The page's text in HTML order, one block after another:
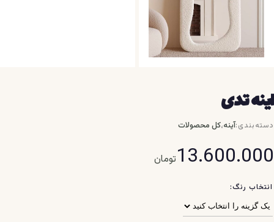
اینه تدی
دسته‌بندی:آینه،کل محصولات
13.600.000تومان
انتخاب رنگ: